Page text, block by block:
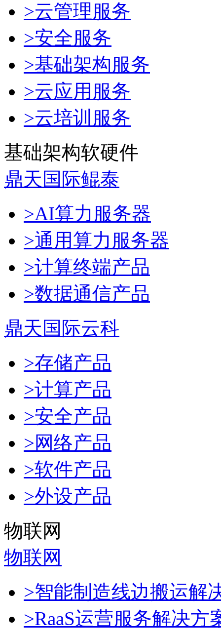
>云管理服务
>安全服务
>基础架构服务
>云应用服务
>云培训服务
基础架构软硬件
鼎天国际鲲泰
>AI算力服务器
>通用算力服务器
>计算终端产品
>数据通信产品
鼎天国际云科
>存储产品
>计算产品
>安全产品
>网络产品
>软件产品
>外设产品
物联网
物联网
>智能制造线边搬运解
>RaaS运营服务解决方